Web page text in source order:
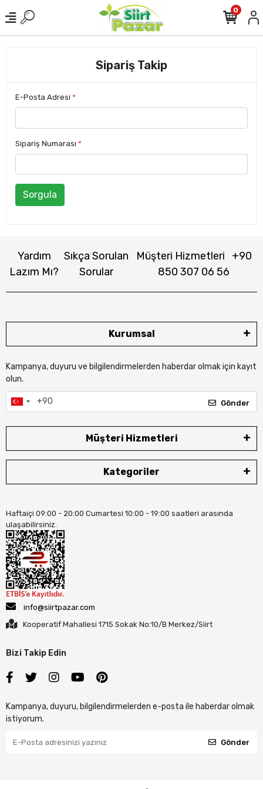
0
Sipariş Takip
E-Posta Adresi *
Sipariş Numarası *
Sorgula
Yardım
Lazım Mı?
Sıkça Sorulan
Sorular
Müşteri Hizmetleri
+90
850 307 06 56
Kurumsal
Kampanya, duyuru ve bilgilendirmelerden haberdar olmak için kayıt
olun.
Gönder
Müşteri Hizmetleri
Kategoriler
Haftaiçi 09:00 - 20:00 Cumartesi 10:00 - 19:00 saatleri arasında
ulaşabilirsiniz.
info@siirtpazar.com
Kooperatif Mahallesi 1715 Sokak No:10/B Merkez/Siirt
Bizi Takip Edin
Kampanya, duyuru, bilgilendirmelerden e-posta ile haberdar olmak
istiyorum.
Gönder